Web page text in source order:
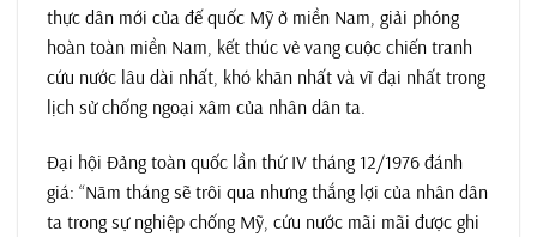
thực dân mới của đế quốc Mỹ ở miền Nam, giải phóng
hoàn toàn miền Nam, kết thúc vẻ vang cuộc chiến tranh
cứu nước lâu dài nhất, khó khăn nhất và vĩ đại nhất trong
lịch sử chống ngoại xâm của nhân dân ta.
Đại hội Đảng toàn quốc lần thứ IV tháng 12/1976 đánh
giá: “Năm tháng sẽ trôi qua nhưng thắng lợi của nhân dân
ta trong sự nghiệp chống Mỹ, cứu nước mãi mãi được ghi